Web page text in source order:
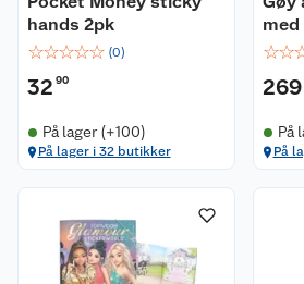
hands 2pk
☆☆☆☆☆ (0)
32 90
På lager (+100)
På lager i 32 butikker
☆☆
269
På
På